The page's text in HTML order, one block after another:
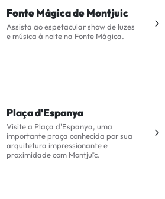
Fonte Mágica de Montjuic
Assista ao espetacular show de luzes
e música à noite na Fonte Mágica.
Plaça d'Espanya
Visite a Plaça d'Espanya, uma
importante praça conhecida por sua
arquitetura impressionante e
proximidade com Montjuïc.